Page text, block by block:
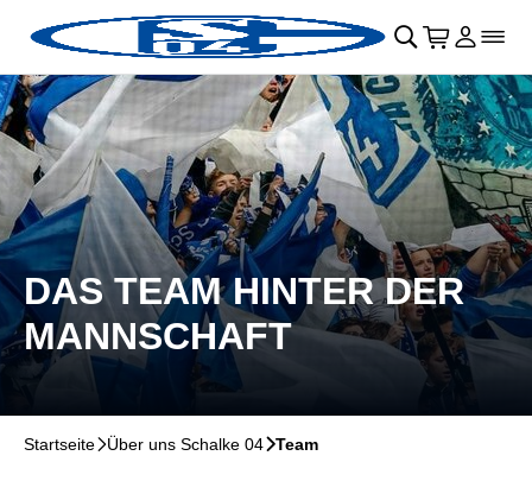
Navigation überspringen􀄫
􀊫 􀍩 Login
􀉩􀌇
DAS TEAM HINTER DER
MANNSCHAFT
Startseite􀆊Über uns Schalke 04􀆊Team